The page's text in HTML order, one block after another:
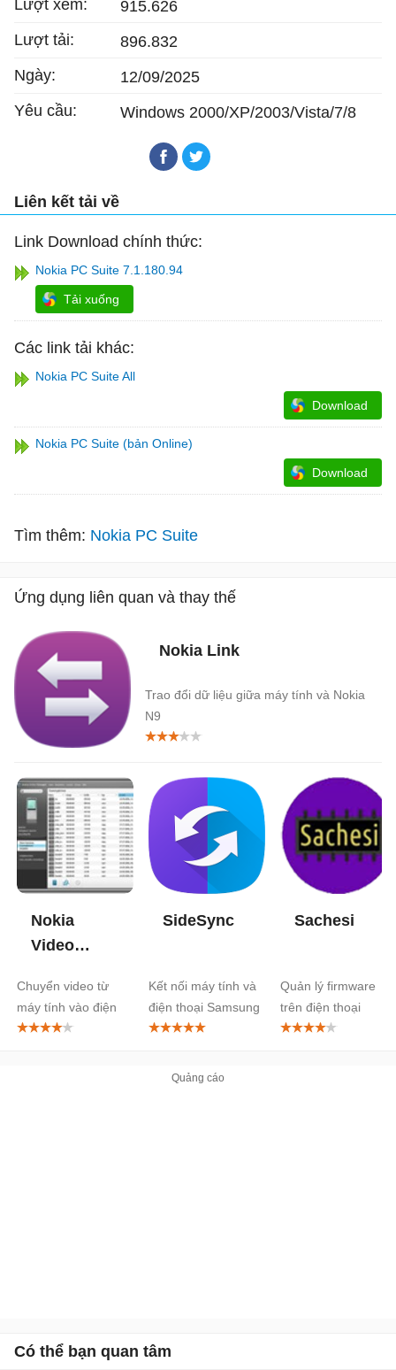
Lượt xem:
915.626
Lượt tải:
896.832
Ngày:
12/09/2025
Yêu cầu:
Windows 2000/XP/2003/Vista/7/8
Liên kết tải về
Link Download chính thức:
Nokia PC Suite 7.1.180.94
Tải xuống
Các link tải khác:
Nokia PC Suite All
Download
Nokia PC Suite (bản Online)
Download
Tìm thêm: Nokia PC Suite
Ứng dụng liên quan và thay thế
Nokia Link
Trao đổi dữ liệu giữa máy tính và Nokia
N9
Nokia
Video
Chuyển video từ
máy tính vào điện
thoại Nokia
SideSync
Kết nối máy tính và
điện thoại Samsung
Sachesi
Quản lý firmware
trên điện thoại
BlackBerry
Có thể bạn quan tâm